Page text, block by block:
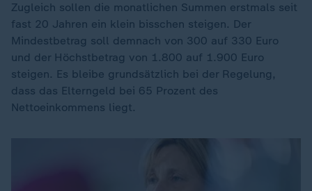
Zugleich sollen die monatlichen Summen erstmals seit
fast 20 Jahren ein klein bisschen steigen. Der
Mindestbetrag soll demnach von 300 auf 330 Euro
und der Höchstbetrag von 1.800 auf 1.900 Euro
steigen. Es bleibe grundsätzlich bei der Regelung,
dass das Elterngeld bei 65 Prozent des
Nettoeinkommens liegt.